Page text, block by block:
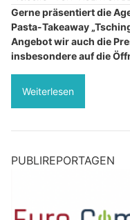
Gerne präsentiert die
Pasta-Takeaway
Angebot wir auch die
insbesondere auf die
Weiterlesen
PUBLIREPORTAGEN